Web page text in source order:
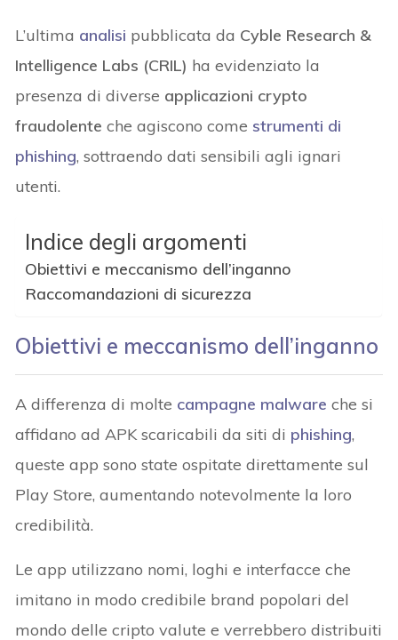
L’ultima analisi pubblicata da Cyble Research &
Intelligence Labs (CRIL) ha evidenziato la
presenza di diverse applicazioni crypto
fraudolente che agiscono come strumenti di
phishing, sottraendo dati sensibili agli ignari
utenti.
Indice degli argomenti
Obiettivi e meccanismo dell’inganno
Raccomandazioni di sicurezza
Obiettivi e meccanismo dell’inganno
A differenza di molte campagne malware che si
affidano ad APK scaricabili da siti di phishing,
queste app sono state ospitate direttamente sul
Play Store, aumentando notevolmente la loro
credibilità.
Le app utilizzano nomi, loghi e interfacce che
imitano in modo credibile brand popolari del
mondo delle cripto valute e verrebbero distribuiti